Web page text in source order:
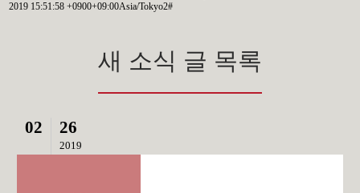
2019 15:51:58 +0900+09:00Asia/Tokyo2#
새 소식 글 목록
02 26
2019